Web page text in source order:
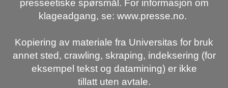
presseetiske spørsmål. For informasjon om
klageadgang, se: www.presse.no.
Kopiering av materiale fra Universitas for bruk
annet sted, crawling, skraping, indeksering (for
eksempel tekst og datamining) er ikke
tillatt uten avtale.